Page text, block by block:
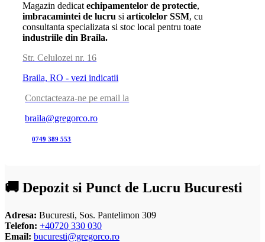
Magazin dedicatechipamentelor de protectie,
imbracamintei de lucru siarticolelor SSM, cu
consultanta specializata si stoc local pentru toate
industriile din Braila.
Str. Celulozei nr. 16
Braila, RO - vezi indicatii
Conctacteaza-ne pe email la
braila@gregorco.ro
0749 389 553
🚚 Depozit si Punct de Lucru Bucuresti
Adresa: Bucuresti, Sos. Pantelimon 309
Telefon: +40720 330 030
Email: bucuresti@gregorco.ro